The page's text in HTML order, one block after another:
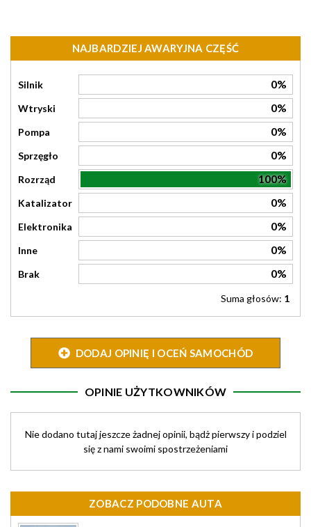
NAJBARDZIEJ AWARYJNA CZĘŚĆ
Silnik 0%
Wtryski 0%
Pompa 0%
Sprzęgło 0%
Rozrząd 100%
Katalizator 0%
Elektronika 0%
Inne 0%
Brak 0%
Suma głosów: 1
DODAJ OPINIĘ I OCEŃ SAMOCHÓD
OPINIE UŻYTKOWNIKÓW
Nie dodano tutaj jeszcze żadnej opinii, bądż pierwszy i podziel
się z nami swoimi spostrzeżeniami
ZOBACZ PODOBNE AUTA